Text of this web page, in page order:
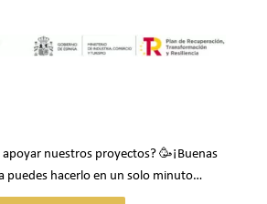
apoyar nuestros proyectos?🥳¡Buenas
puedes hacerlo en un solo minuto…